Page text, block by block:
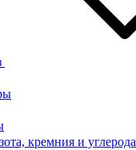
кремния и углерода